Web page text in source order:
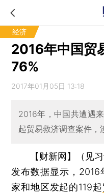
经济
2016年中国贸
76%
2017年01月05日 13:18
2016年，中国共遭遇
起贸易救济调查案件，
【财新网】（见
发布数据显示，2016
家和地区发起的119起